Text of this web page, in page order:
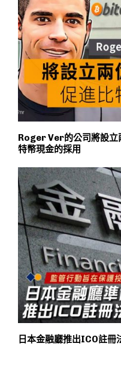
Roger Ver的公司將設立
特幣現金的採用
日本金融廳推出ICO註冊